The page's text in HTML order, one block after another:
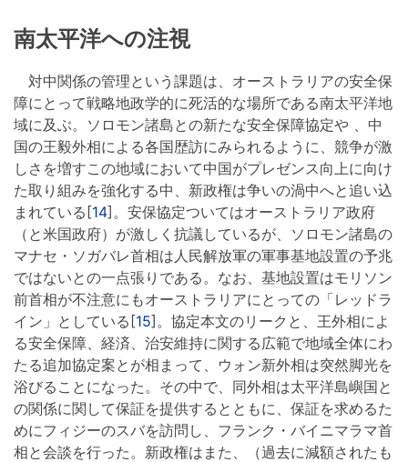
南太平洋への注視
対中関係の管理という課題は、オーストラリアの安全保
障にとって戦略地政学的に死活的な場所である南太平洋地
域に及ぶ。ソロモン諸島との新たな安全保障協定や 、中
国の王毅外相による各国歴訪にみられるように、競争が激
しさを増すこの地域において中国がプレゼンス向上に向け
た取り組みを強化する中、新政権は争いの渦中へと追い込
まれている[14]。安保協定ついてはオーストラリア政府
（と米国政府）が激しく抗議しているが、ソロモン諸島の
マナセ・ソガバレ首相は人民解放軍の軍事基地設置の予兆
ではないとの一点張りである。なお、基地設置はモリソン
前首相が不注意にもオーストラリアにとっての「レッドラ
イン」としている[15]。協定本文のリークと、王外相によ
る安全保障、経済、治安維持に関する広範で地域全体にわ
たる追加協定案とが相まって、ウォン新外相は突然脚光を
浴びることになった。その中で、同外相は太平洋島嶼国と
の関係に関して保証を提供するとともに、保証を求めるた
めにフィジーのスバを訪問し、フランク・バイニマラマ首
相と会談を行った。新政権はまた、（過去に減額されたも